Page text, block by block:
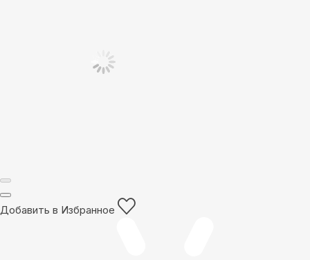
Добавить в Избранное